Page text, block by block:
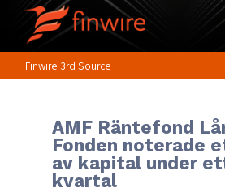
Finwire 3rd Source
AMF Räntefond
Fonden noterade
av kapital under
kvartal